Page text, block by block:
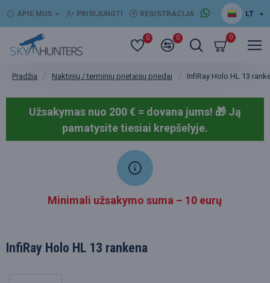
APIE MUS PRISIJUNGTI REGISTRACIJA LT
0 0 0
Pradžia Naktinių / terminių prietaisų priedai InfiRay Holo HL 13
Užsakymas nuo 200 € = dovana jums! 🎁 Ją
pamatysite tiesiai krepšelyje.
Minimali užsakymo suma – 10 eurų
InfiRay Holo HL 13 rankena